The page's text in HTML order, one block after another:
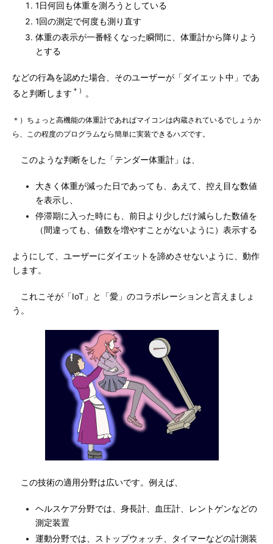
1日何回も体重を測ろうとしている
1回の測定で何度も測り直す
体重の表示が一番軽くなった瞬間に、体重計から降りよう
とする
などの行為を認めた場合、そのユーザーが「ダイエット中」であ
ると判断します ＊） 。
＊）ちょっと高機能の体重計であればマイコンは内蔵されているでしょうか
ら、この程度のプログラムなら簡単に実装できるハズです。
このような判断をした「テンダー体重計」は、
大きく体重が減った日であっても、あえて、控え目な数値
を表示し、
停滞期に入った時にも、前日より少しだけ減らした数値を
（間違っても、値数を増やすことがないように）表示する
ようにして、ユーザーにダイエットを諦めさせないように、動作
します。
これこそが「IoT」と「愛」のコラボレーションと言えましょ
う。
この技術の適用分野は広いです。例えば、
ヘルスケア分野では、身長計、血圧計、レントゲンなどの
測定装置
運動分野では、ストップウォッチ、タイマーなどの計測装